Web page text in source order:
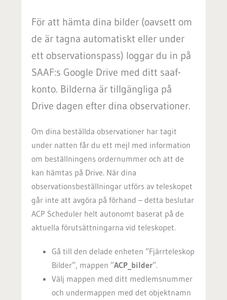
För att hämta dina bilder (oavsett om
de är tagna automatiskt eller under
ett observationspass) loggar du in på
SAAF:s Google Drive med ditt saaf-
konto. Bilderna är tillgängliga på
Drive dagen efter dina observationer.
Om dina beställda observationer har tagit
under natten får du ett mejl med information
om beställningens ordernummer och att de
kan hämtas på Drive. När dina
observationsbeställningar utförs av teleskopet
går inte att avgöra på förhand – detta beslutar
ACP Scheduler helt autonomt baserat på de
aktuella förutsättningarna vid teleskopet.
Gå till den delade enheten ”Fjärrteleskop
Bilder”, mappen ”ACP_bilder”.
Välj mappen med ditt medlemsnummer
och undermappen med det objektnamn